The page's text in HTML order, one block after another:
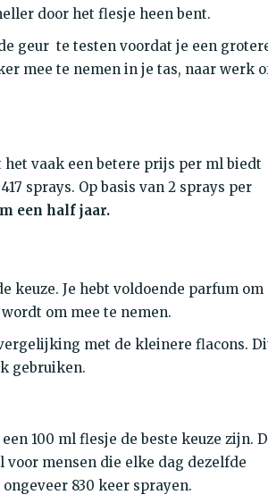
door het flesje heen bent.
geur te testen voordat je een
mee te nemen in je tas, naar werk
vaak een betere prijs per ml biedt
sprays. Op basis van 2 sprays per
een half jaar.
keuze. Je hebt voldoende parfum om
om mee te nemen.
met de kleinere flacons.
gebruiken.
100 ml flesje de beste keuze zijn.
mensen die elke dag dezelfde
830 keer sprayen.